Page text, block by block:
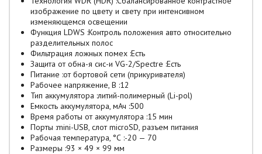
изображение по цвету и свету при интенсивном
изменяющемся освещении
Функция LDWS :Контроль положения авто относительно
разделительных полос
Фильтрация ложных помех :Есть
Защита от обна-я сис-и VG-2/Spectre :Есть
Питание :от бортовой сети (прикуривателя)
Рабочее напряжение, В :12
Тип аккумулятора :литий-полимерный (Li-pol)
Емкость аккумулятора, мАч :500
Время работы от аккумулятора :15 мин
Порты :mini-USB, слот microSD, разъем питания
Рабочая температура, °С :-20 — 70
Размеры :93 × 49 × 99 мм